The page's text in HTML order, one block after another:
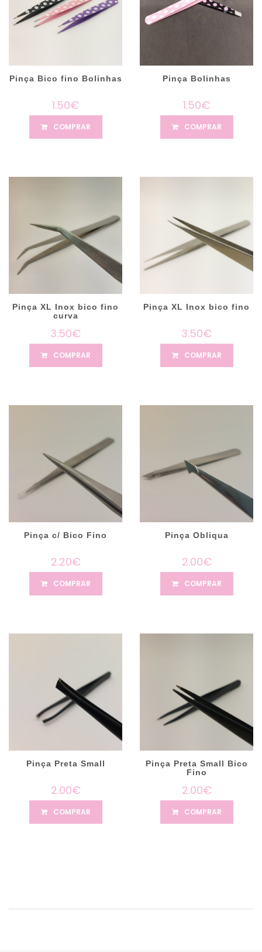
Pinça Bico fino Bolinhas
1.50€
COMPRAR
Pinça Bolinhas
1.50€
COMPRAR
Pinça XL Inox bico fino
curva
3.50€
COMPRAR
Pinça XL Inox bico fino
3.50€
COMPRAR
Pinça c/ Bico Fino
2.20€
COMPRAR
Pinça Obliqua
2.00€
COMPRAR
Pinça Preta Small
2.00€
COMPRAR
Pinça Preta Small Bico
Fino
2.00€
COMPRAR